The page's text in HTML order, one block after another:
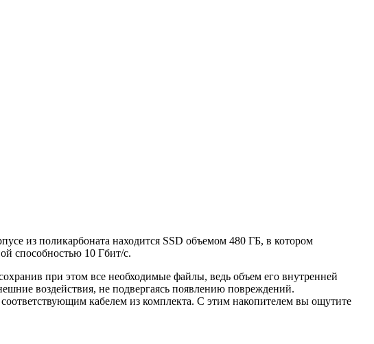
из поликарбоната находится SSD объемом 480 ГБ, в котором
способностью 10 Гбит/с.
при этом все необходимые файлы, ведь объем его внутренней
воздействия, не подвергаясь появлению повреждений.
кабелем из комплекта. С этим накопителем вы ощутите